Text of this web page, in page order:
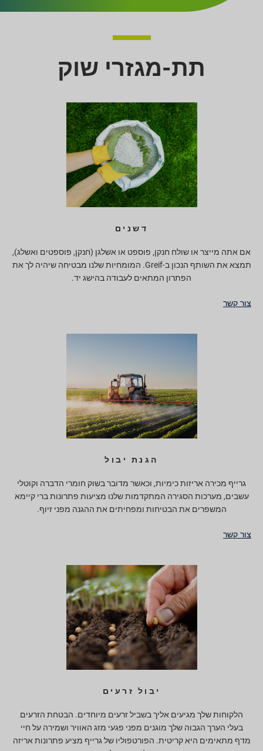
תת-מגזרי שוק
דשנים
אם אתה מייצר או שולח חנקן, פוספט או אשלגן (חנקן, פוספטים ואשלג),
תמצא את השותף הנכון ב-Greif. המומחיות שלנו מבטיחה שיהיה לך את
הפתרון המתאים לעבודה בהישג יד.
צור קשר
הגנת יבול
גרייף מכירה אריזות כימיות, וכאשר מדובר בשוק חומרי הדברה וקוטלי
עשבים, מערכות הסגירה המתקדמות שלנו מציעות פתרונות ברי קיימא
המשפרים את הבטיחות ומפחיתים את ההגנה מפני זיוף.
צור קשר
יבול זרעים
הלקוחות שלך מגיעים אליך בשביל זרעים מיוחדים. הבטחת הזרעים
בעלי הערך הגבוה שלך מוגנים מפני פגעי מזג האוויר ושמירה על חיי
מדף מתאימים היא קריטית. הפורטפוליו של גרייף מציע פתרונות אריזה